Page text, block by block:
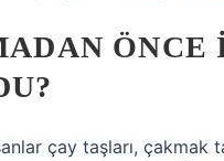
çay taşları,